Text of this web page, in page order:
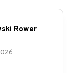
Rower